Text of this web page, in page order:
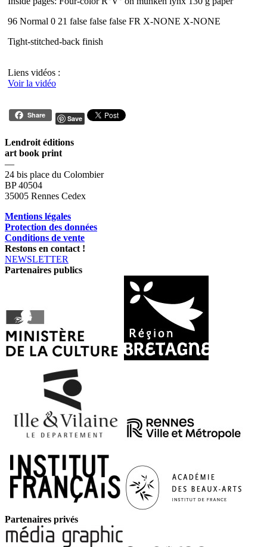
96 Normal 0 21 false false false FR X-NONE X-NONE
Tight-stitched-back finish
Liens vidéos :
Voir la vidéo
Share Save
Lendroit éditions
art book print
—
24 bis place du Colombier
BP 40504
35005 Rennes Cedex
Mentions légales
Protection des données
Conditions de vente
Restons en contact !
NEWSLETTER
Partenaires publics
Partenaires privés